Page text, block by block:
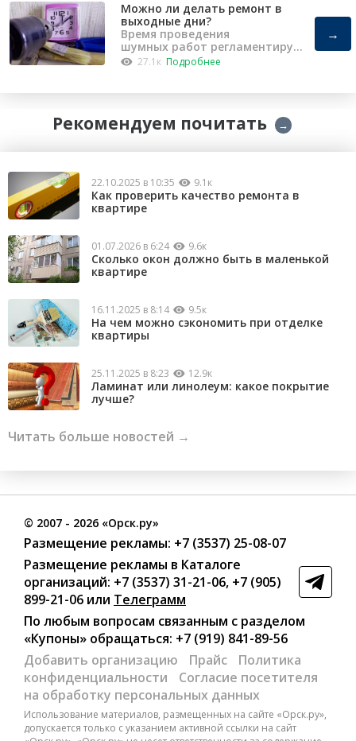
Можно ли делать ремонт в
выходные дни?
Время проведения
шумных работ регламентирует
«Закон о тишине».
27.1к Подробнее
→
Рекомендуем почитать →
22.10.2025 в 10:35 9.1к
Как проверить качество ремонта в
квартире
01.07.2026 в 6:24 9.6к
Сколько окон должно быть в маленькой
квартире
16.11.2025 в 8:14 9.5к
На чем можно сэкономить при отделке
квартиры
25.11.2025 в 8:23 12.9к
Ламинат или линолеум: какое покрытие
лучше?
Читать больше новостей →
© 2007 - 2026 «Орск.ру»
Размещение рекламы: +7 (3537) 25-08-07
Размещение рекламы в Каталоге
организаций: +7 (3537) 31-21-06, +7 (905)
899-21-06 или Телеграмм
По любым вопросам связанным с разделом
«Купоны» обращаться: +7 (919) 841-89-56
Добавить организацию
Прайс
Политика
конфиденциальности
Согласие посетителя
на обработку персональных данных
Использование материалов, размещенных на сайте «Орск.ру»,
допускается только с указанием активной ссылки на сайт